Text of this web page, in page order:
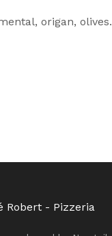
origan, olives.
Robert - Pizzeria